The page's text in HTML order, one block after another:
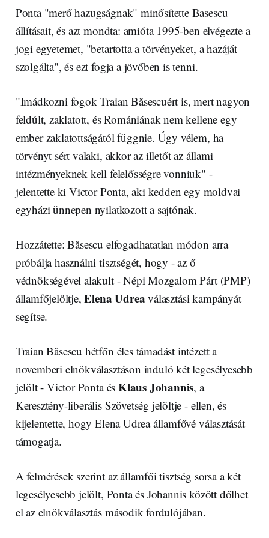
Ponta "merő hazugságnak" minősítette Basescu
állításait, és azt mondta: amióta 1995-ben elvégezte a
jogi egyetemet, "betartotta a törvényeket, a hazáját
szolgálta", és ezt fogja a jövőben is tenni.
"Imádkozni fogok Traian Băsescuért is, mert nagyon
feldúlt, zaklatott, és Romániának nem kellene egy
ember zaklatottságától függnie. Úgy vélem, ha
törvényt sért valaki, akkor az illetőt az állami
intézményeknek kell felelősségre vonniuk" -
jelentette ki Victor Ponta, aki kedden egy moldvai
egyházi ünnepen nyilatkozott a sajtónak.
Hozzátette: Băsescu elfogadhatatlan módon arra
próbálja használni tisztségét, hogy - az ő
védnökségével alakult - Népi Mozgalom Párt (PMP)
államfőjelöltje,Elena Udrea választási kampányát
segítse.
Traian Băsescu hétfőn éles támadást intézett a
novemberi elnökválasztáson induló két legesélyesebb
jelölt - Victor Ponta és Klaus Johannis, a
Keresztény-liberális Szövetség jelöltje - ellen, és
kijelentette, hogy Elena Udrea államfővé választását
támogatja.
A felmérések szerint az államfői tisztség sorsa a két
legesélyesebb jelölt, Ponta és Johannis között dőlhet
el az elnökválasztás második fordulójában.